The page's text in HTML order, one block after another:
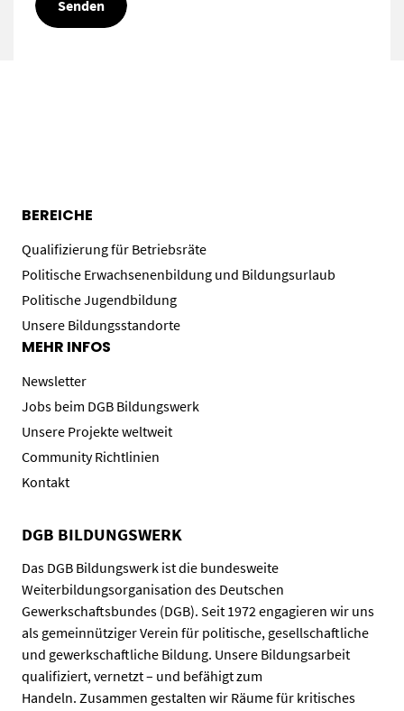
DGB BILDUNGSWERK
Das DGB Bildungswerk ist die bundesweite
Weiterbildungsorganisation des Deutschen
Gewerkschaftsbundes (DGB). Seit 1972 engagieren wir uns
als gemeinnütziger Verein für politische, gesellschaftliche
und gewerkschaftliche Bildung. Unsere Bildungsarbeit
qualifiziert, vernetzt – und befähigt zum
Handeln. Zusammen gestalten wir Räume für kritisches
BEREICHE
Qualifizierung für Betriebsräte
Politische Erwachsenenbildung und Bildungsurlaub
Politische Jugendbildung
Unsere Bildungsstandorte
MEHR INFOS
Newsletter
Jobs beim DGB Bildungswerk
Unsere Projekte weltweit
Community Richtlinien
Kontakt